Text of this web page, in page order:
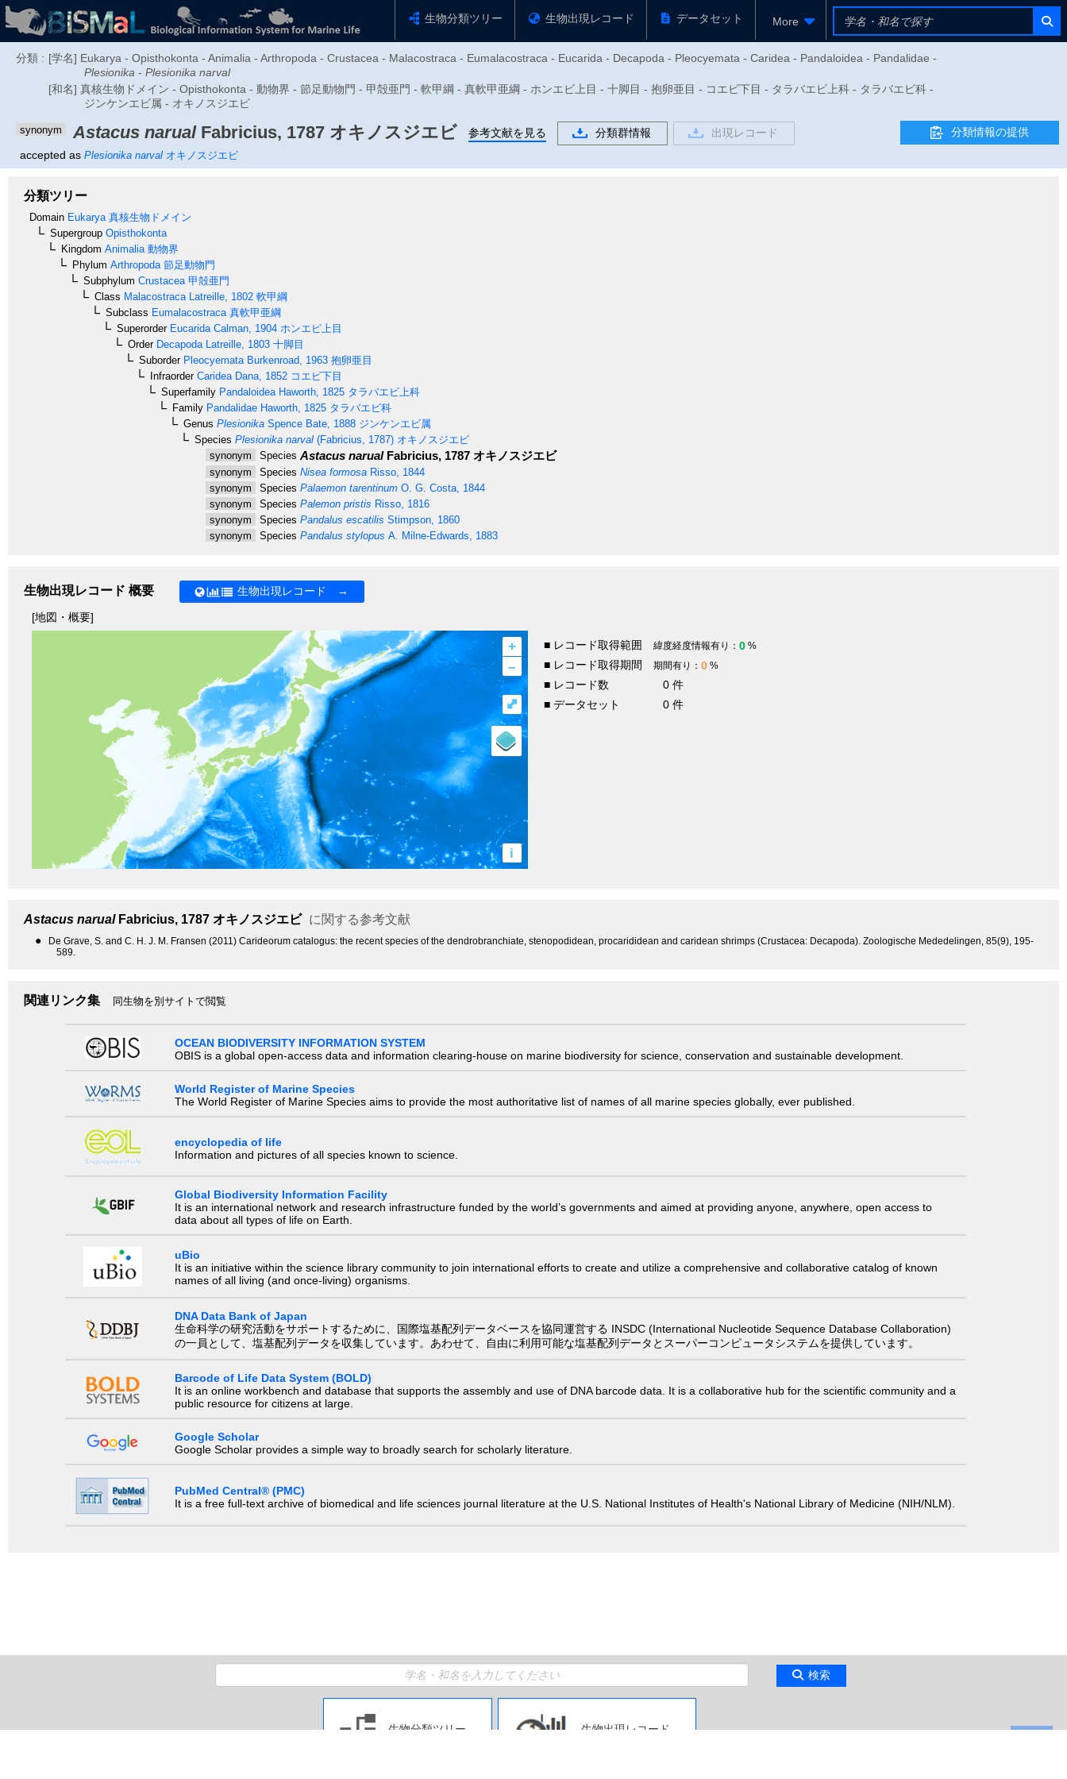
生物分類ツリー 生物出現レコード データセット More
分類 : [学名] Eukarya - Opisthokonta - Animalia - Arthropoda - Crustacea - Malacostraca - Eumalacostraca - Eucarida - Decapoda - Pleocyemata - Caridea - Pandaloidea - Pandalidae -
Plesionika - Plesionika narval
[和名] 真核生物ドメイン - Opisthokonta - 動物界 - 節足動物門 - 甲殻亜門 - 軟甲綱 - 真軟甲亜綱 - ホンエビ上目 - 十脚目 - 抱卵亜目 - コエビ下目 - タラバエビ上科 - タラバエビ科 -
ジンケンエビ属 - オキノスジエビ
synonym Astacus narualFabricius, 1787 オキノスジエビ
accepted as Plesionika narval オキノスジエビ
参考文献を見る 分類群情報 出現レコード 分類情報の提供
分類ツリー
Domain Eukarya真核生物ドメイン
Supergroup Opisthokonta
Kingdom Animalia動物界
Phylum Arthropoda節足動物門
Subphylum Crustacea甲殻亜門
Class MalacostracaLatreille, 1802 軟甲綱
Subclass Eumalacostraca真軟甲亜綱
SuperorderEucaridaCalman, 1904 ホンエビ上目
OrderDecapodaLatreille, 1803 十脚目
SuborderPleocyemataBurkenroad, 1963 抱卵亜目
InfraorderCarideaDana, 1852 コエビ下目
Superfamily PandaloideaHaworth, 1825 タラバエビ上科
Family Pandalidae Haworth, 1825 タラバエビ科
Genus Plesionika Spence Bate, 1888 ジンケンエビ属
Species Plesionika narval (Fabricius, 1787) オキノスジエビ
synonym
Species Astacus narualFabricius, 1787 オキノスジエビ
synonym Species Nisea formosa Risso, 1844
synonym
Species Palaemon tarentinum O. G. Costa, 1844
synonym
Species Palemon pristis Risso, 1816
synonym
Species Pandalus escatilis Stimpson, 1860
synonym
Species Pandalus stylopus A. Milne-Edwards, 1883
生物出現レコード 概要 生物出現レコード →
[地図・概要]
+
–
i
⤢
■ レコード取得範囲 緯度経度情報有り： 0 %
■ レコード取得期間 期間有り： 0 %
■ レコード数
0 件
■ データセット
0 件
Astacus narualFabricius, 1787 オキノスジエビ に関する参考文献
●
De Grave, S. and C. H. J. M. Fransen (2011) Carideorum catalogus: the recent species of the dendrobranchiate, stenopodidean, procarididean and caridean shrimps (Crustacea: Decapoda). Zoologische Mededelingen, 85(9), 195-
589.
関連リンク集 同生物を別サイトで閲覧
OCEAN BIODIVERSITY INFORMATION SYSTEM
OBIS is a global open-access data and information clearing-house on marine biodiversity for science, conservation and sustainable development.
World Register of Marine Species
The World Register of Marine Species aims to provide the most authoritative list of names of all marine species globally, ever published.
encyclopedia of life
Information and pictures of all species known to science.
Global Biodiversity Information Facility
It is an international network and research infrastructure funded by the world’s governments and aimed at providing anyone, anywhere, open access to
data about all types of life on Earth.
uBio
It is an initiative within the science library community to join international efforts to create and utilize a comprehensive and collaborative catalog of known
names of all living (and once-living) organisms.
DNA Data Bank of Japan
生命科学の研究活動をサポートするために、国際塩基配列データベースを協同運営する INSDC (International Nucleotide Sequence Database Collaboration)
の一員として、塩基配列データを収集しています。あわせて、自由に利用可能な塩基配列データとスーパーコンピュータシステムを提供しています。
Barcode of Life Data System (BOLD)
It is an online workbench and database that supports the assembly and use of DNA barcode data. It is a collaborative hub for the scientific community and a
public resource for citizens at large.
Google Scholar
Google Scholar provides a simple way to broadly search for scholarly literature.
PubMed Central® (PMC)
It is a free full-text archive of biomedical and life sciences journal literature at the U.S. National Institutes of Health's National Library of Medicine (NIH/NLM).
検索
生物分類ツリー 生物出現レコード